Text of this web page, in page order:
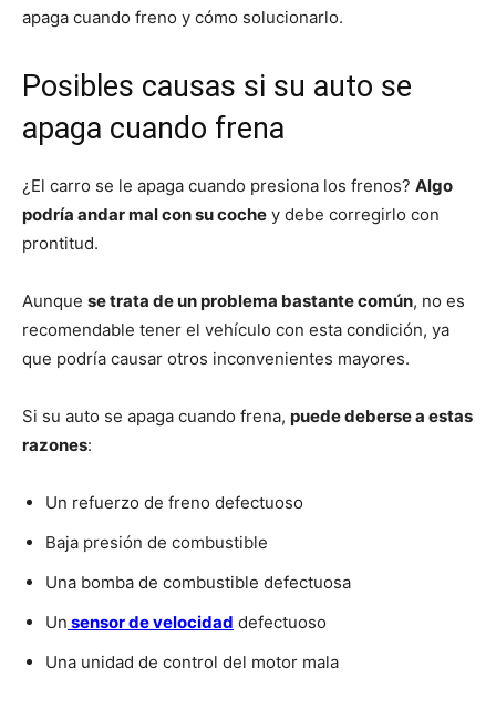
apaga cuando freno y cómo solucionarlo.
Posibles causas si su auto se
apaga cuando frena
¿El carro se le apaga cuando presiona los frenos? Algo
podría andar mal con su coche y debe corregirlo con
prontitud.
Aunque se trata de un problema bastante común, no es
recomendable tener el vehículo con esta condición, ya
que podría causar otros inconvenientes mayores.
Si su auto se apaga cuando frena, puede deberse a estas
razones:
Un refuerzo de freno defectuoso
Baja presión de combustible
Una bomba de combustible defectuosa
Un sensor de velocidad defectuoso
Una unidad de control del motor mala